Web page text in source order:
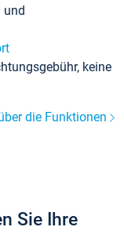
und
keine
die Funktionen
Sie Ihre